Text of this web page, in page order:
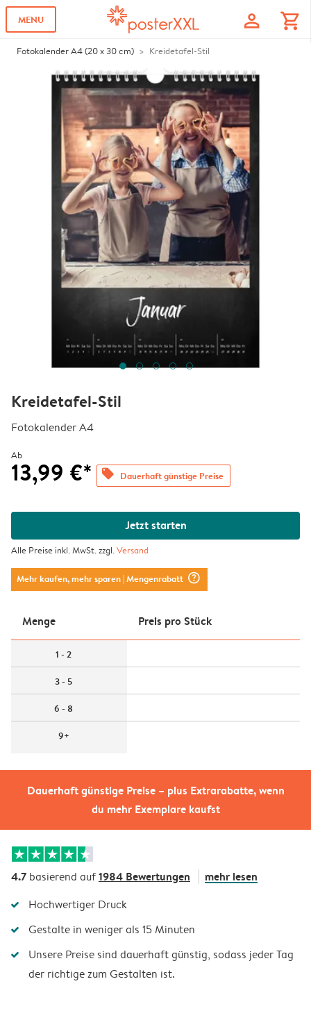
MENU profile shopping_cart
Fotokalender A4 (20 x 30 cm) Kreidetafel-Stil
Dauerhaft günstige Preise – plus Extrarabatte, wenn
du mehr Exemplare kaufst
Kreidetafel-Stil
Fotokalender A4
Ab
13,99 €* offers Dauerhaft günstige Preise
Jetzt starten
Alle Preise inkl. MwSt. zzgl.Versand
Mehr kaufen, mehr sparen| Mengenrabatt question_mark_circle
Menge Preis pro Stück
1 - 2
3 - 5
6 - 8
9+
4.7 basierend auf1984 Bewertungen mehr lesen
Hochwertiger Druck
Gestalte in weniger als 15 Minuten
Unsere Preise sind dauerhaft günstig, sodass jeder Tag
der richtige zum Gestalten ist.